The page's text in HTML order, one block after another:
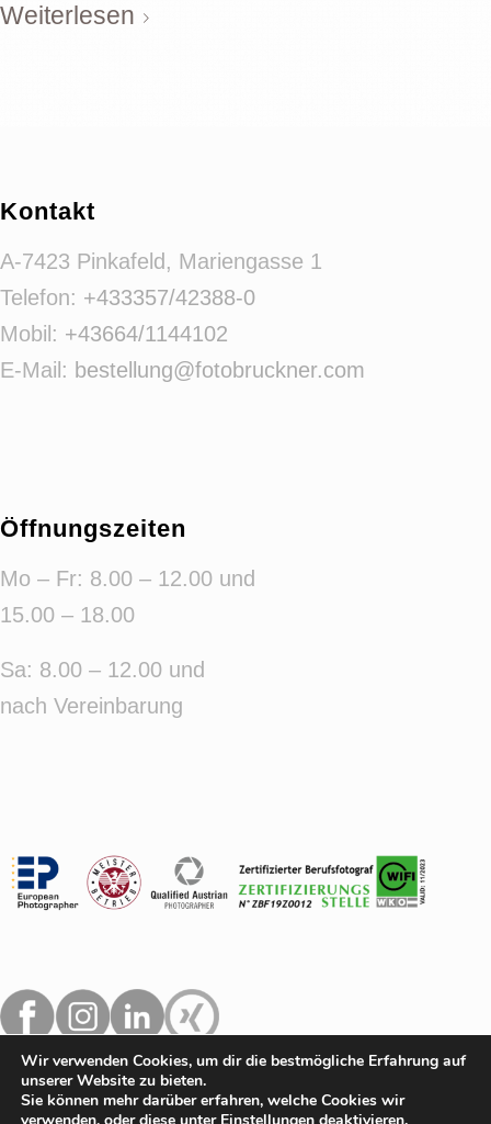
Weiterlesen
Kontakt
A-7423 Pinkafeld, Mariengasse 1
Telefon: +433357/42388-0
Mobil: +43664/1144102
E-Mail: bestellung@fotobruckner.com
Öffnungszeiten
Mo – Fr: 8.00 – 12.00 und
15.00 – 18.00
Sa: 8.00 – 12.00 und
nach Vereinbarung
Wir verwenden Cookies, um dir die bestmögliche Erfahrung auf
unserer Website zu bieten.
Sie können mehr darüber erfahren, welche Cookies wir